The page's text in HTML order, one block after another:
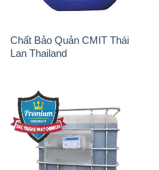
Chất Bảo Quản CMIT Thái
Lan Thailand